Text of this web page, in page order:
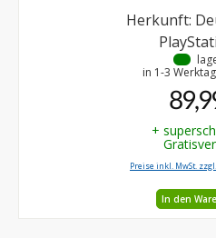
Herkunft:
in 1-3
+
Preise inkl. MwSt.
In den